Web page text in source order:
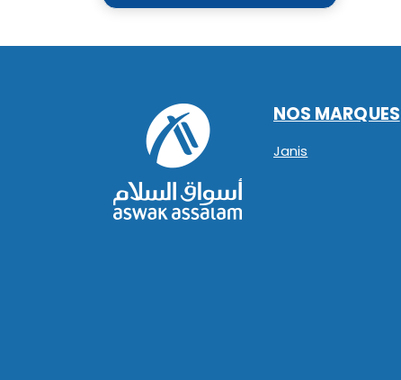
NOS MARQUES
Janis